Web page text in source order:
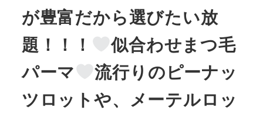
が豊富だから選びたい放
題！！！
似合わせまつ毛
パーマ
流行りのピーナッ
ツロットや、メーテルロッ